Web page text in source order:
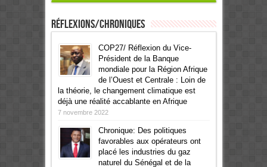
Réflexions/Chroniques
COP27/ Réflexion du Vice-
Président de la Banque
mondiale pour la Région Afrique
de l’Ouest et Centrale : Loin de
la théorie, le changement climatique est
déjà une réalité accablante en Afrique
7 novembre 2022
Chronique: Des politiques
favorables aux opérateurs ont
placé les industries du gaz
naturel du Sénégal et de la